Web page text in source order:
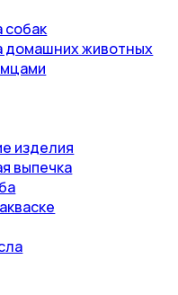
собак
домашних животных
изделия
выпечка